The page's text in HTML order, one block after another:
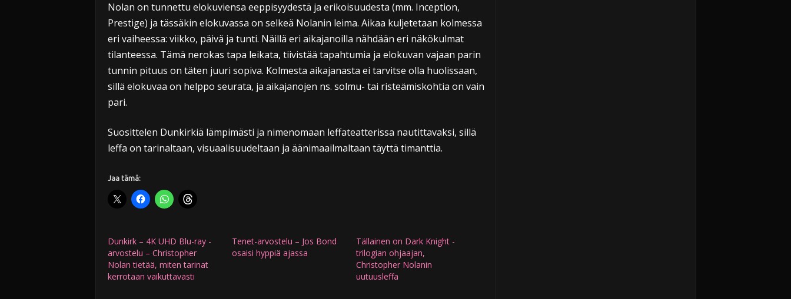
Nolan on tunnettu elokuviensa eeppisyydestä ja erikoisuudesta (mm. Inception,
Prestige) ja tässäkin elokuvassa on selkeä Nolanin leima. Aikaa kuljetetaan kolmessa
eri vaiheessa: viikko, päivä ja tunti. Näillä eri aikajanoilla nähdään eri näkökulmat
tilanteessa. Tämä nerokas tapa leikata, tiivistää tapahtumia ja elokuvan vajaan parin
tunnin pituus on täten juuri sopiva. Kolmesta aikajanasta ei tarvitse olla huolissaan,
sillä elokuvaa on helppo seurata, ja aikajanojen ns. solmu- tai risteämiskohtia on vain
pari.
Suosittelen Dunkirkiä lämpimästi ja nimenomaan leffateatterissa nautittavaksi, sillä
leffa on tarinaltaan, visuaalisuudeltaan ja äänimaailmaltaan täyttä timanttia.
Jaa tämä:
Dunkirk – 4K UHD Blu-ray -
arvostelu – Christopher
Nolan tietää, miten tarinat
kerrotaan vaikuttavasti
Tenet-arvostelu – Jos Bond
osaisi hyppiä ajassa
Tällainen on Dark Knight -
trilogian ohjaajan,
Christopher Nolanin
uutuusleffa